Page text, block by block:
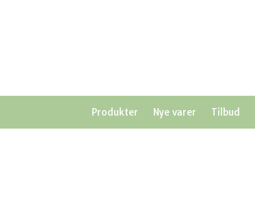
Produkter Nye varer Tilbud